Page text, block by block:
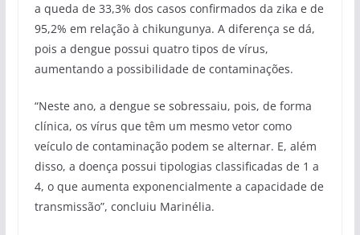
a queda de 33,3% dos casos confirmados da zika e de
95,2% em relação à chikungunya. A diferença se dá,
pois a dengue possui quatro tipos de vírus,
aumentando a possibilidade de contaminações.
“Neste ano, a dengue se sobressaiu, pois, de forma
clínica, os vírus que têm um mesmo vetor como
veículo de contaminação podem se alternar. E, além
disso, a doença possui tipologias classificadas de 1 a
4, o que aumenta exponencialmente a capacidade de
transmissão”, concluiu Marinélia.